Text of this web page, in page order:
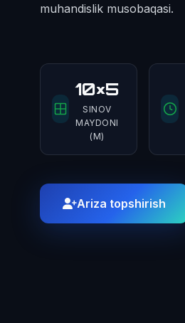
muhandislik musobaqasi.
10×5
SINOV
MAYDONI
(M)
Ariza topshirish